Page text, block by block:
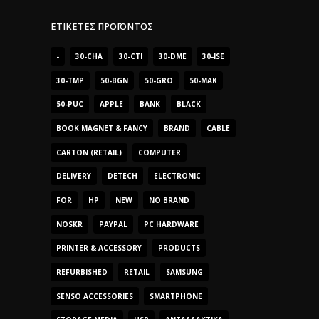
ΕΤΙΚΈΤΕΣ ΠΡΟΪΌΝΤΟΣ
- 30-CHA 30-CTI 30-DME 30-ISE
30-TMP 50-BGN 50-GRO 50-MAK
50-PUC APPLE BANK BLACK
BOOK MAGNET & FANCY BRAND CABLE
CARTON (RETAIL) COMPUTER
DELIVERY DETECH ELECTRONIC
FOR HP NEW NO BRAND
NOSKR PAYPAL PC HARDWARE
PRINTER & ACCESSORY PRODUCTS
REFURBISHED RETAIL SAMSUNG
SENSO ACCESSORIES SMARTPHONE